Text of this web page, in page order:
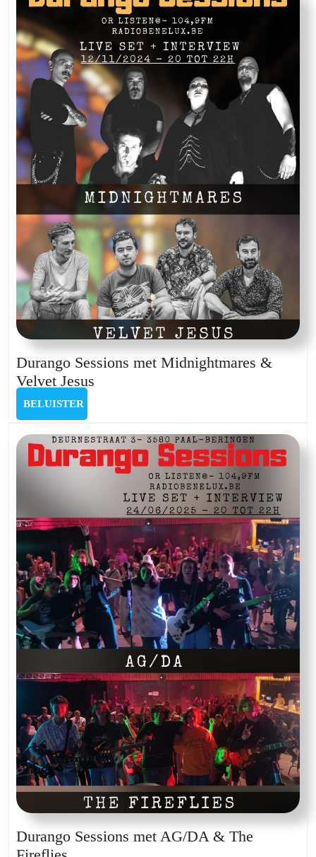
Trix
&
The
Imaginary
Suitcase
Durango Sessions met Midnightmares &
Velvet Jesus
Midnightmares
&
Velvet
Jesus
BELUISTER
Durango Sessions met AG/DA & The